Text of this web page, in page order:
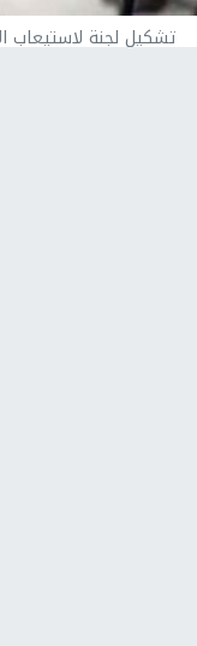
تشكيل لجنة لاستيعاب